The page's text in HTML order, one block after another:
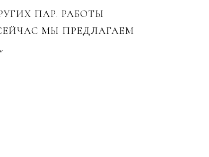
ПАР. РАБОТЫ
МЫ ПРЕДЛАГАЕМ
.